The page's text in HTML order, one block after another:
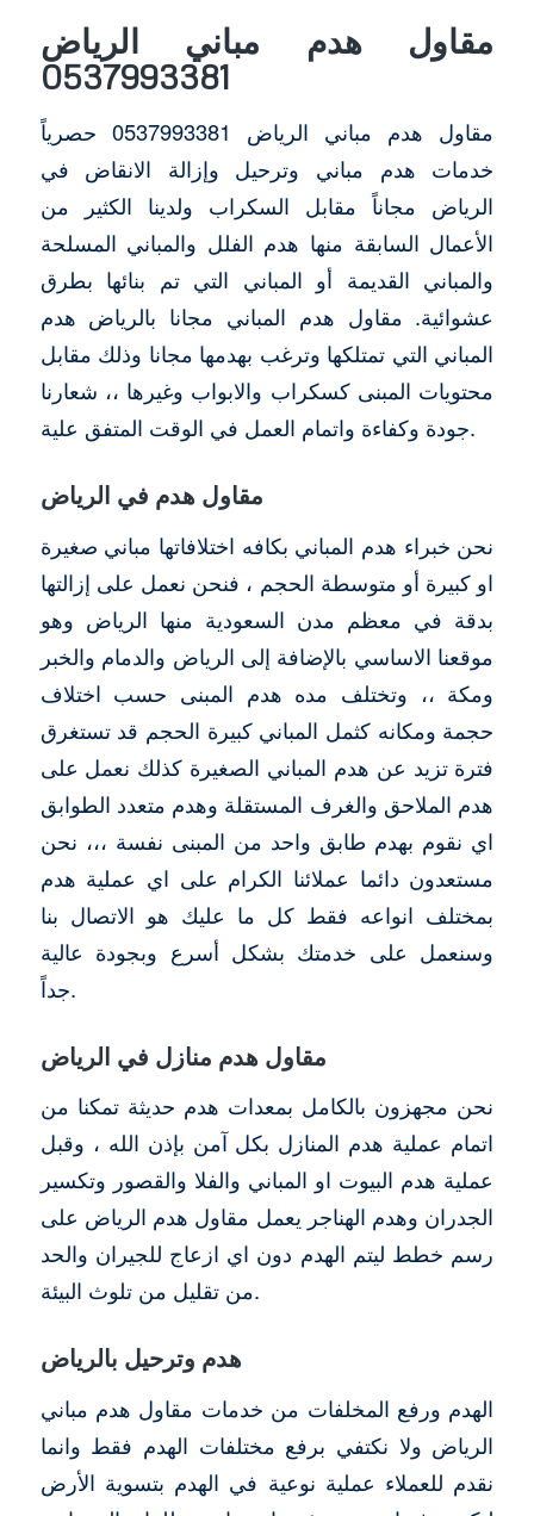
مقاول هدم مباني الرياض
0537993381
مقاول هدم مباني الرياض 0537993381 حصرياً
خدمات هدم مباني وترحيل وإزالة الانقاض في
الرياض مجاناً مقابل السكراب ولدينا الكثير من
الأعمال السابقة منها هدم الفلل والمباني المسلحة
والمباني القديمة أو المباني التي تم بنائها بطرق
عشوائية. مقاول هدم المباني مجانا بالرياض هدم
المباني التي تمتلكها وترغب بهدمها مجانا وذلك مقابل
محتويات المبنى كسكراب والابواب وغيرها ،، شعارنا
جودة وكفاءة واتمام العمل في الوقت المتفق علية.
مقاول هدم في الرياض
نحن خبراء هدم المباني بكافه اختلافاتها مباني صغيرة
او كبيرة أو متوسطة الحجم ، فنحن نعمل على إزالتها
بدقة في معظم مدن السعودية منها الرياض وهو
موقعنا الاساسي بالإضافة إلى الرياض والدمام والخبر
ومكة ،، وتختلف مده هدم المبنى حسب اختلاف
حجمة ومكانه كثمل المباني كبيرة الحجم قد تستغرق
فترة تزيد عن هدم المباني الصغيرة كذلك نعمل على
هدم الملاحق والغرف المستقلة وهدم متعدد الطوابق
اي نقوم بهدم طابق واحد من المبنى نفسة ،،، نحن
مستعدون دائما عملائنا الكرام على اي عملية هدم
بمختلف انواعه فقط كل ما عليك هو الاتصال بنا
وسنعمل على خدمتك بشكل أسرع وبجودة عالية
جداً.
مقاول هدم منازل في الرياض
نحن مجهزون بالكامل بمعدات هدم حديثة تمكنا من
اتمام عملية هدم المنازل بكل آمن بإذن الله ، وقبل
عملية هدم البيوت او المباني والفلا والقصور وتكسير
الجدران وهدم الهناجر يعمل مقاول هدم الرياض على
رسم خطط ليتم الهدم دون اي ازعاج للجيران والحد
من تقليل من تلوث البيئة.
هدم وترحيل بالرياض
الهدم ورفع المخلفات من خدمات مقاول هدم مباني
الرياض ولا نكتفي برفع مختلفات الهدم فقط وانما
نقدم للعملاء عملية نوعية في الهدم بتسوية الأرض